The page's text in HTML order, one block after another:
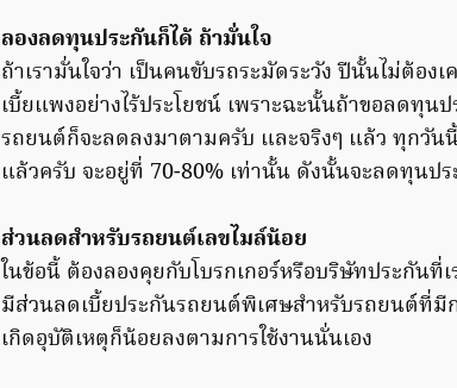
ลองลดทุนประกันก็ได้ ถ้ามั่นใจ
ถ้าเรามั่นใจว่า เป็นคนขับรถระมัดระวัง ปีนั้นไม่ต้อ
เบี้ยแพงอย่างไร้ประโยชน์ เพราะฉะนั้นถ้าขอลดทุ
รถยนต์ก็จะลดลงมาตามครับ และจริงๆ แล้ว ทุกวัน
แล้วครับ จะอยู่ที่ 70-80% เท่านั้น ดังนั้นจะลดทุนป
ส่วนลดสำหรับรถยนต์เลขไมล์น้อย
ในข้อนี้ ต้องลองคุยกับโบรกเกอร์หรือบริษัทประกันที่
มีส่วนลดเบี้ยประกันรถยนต์พิเศษสำหรับรถยนต์ที่มีก
เกิดอุบัติเหตุก็น้อยลงตามการใช้งานนั่นเอง